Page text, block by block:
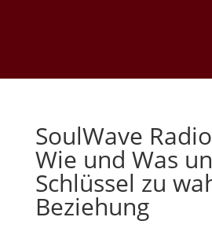
SoulWave
Wie und Was
Schlüssel zu
Beziehung